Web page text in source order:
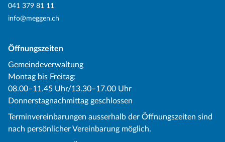
041 379 81 11
info@meggen.ch
Öffnungszeiten
Gemeindeverwaltung
Montag bis Freitag:
08.00–11.45 Uhr/13.30–17.00 Uhr
Donnerstagnachmittag geschlossen
Terminvereinbarungen ausserhalb der Öffnungszeiten sind
nach persönlicher Vereinbarung möglich.